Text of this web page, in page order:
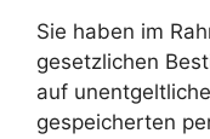
Sie haben im
gesetzlichen
auf
gespeicherten